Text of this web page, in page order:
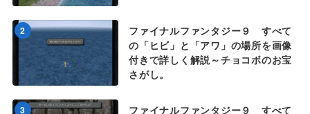
2
ファイナルファンタジー９ すべて
の「ヒビ」と「アワ」の場所を画像
付きで詳しく解説～チョコボのお宝
さがし。
3
ファイナルファンタジー９ すべて